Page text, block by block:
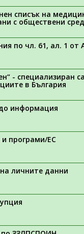
списък на
с обществени
по чл. 61, ал. 1 от
- специализиран
в България
информация
и програми/ЕС
личните данни